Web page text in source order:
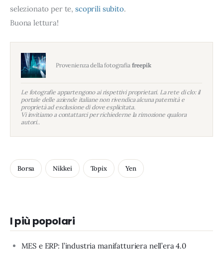
selezionato per te, scoprili subito.
Buona lettura!
Provenienza della fotografia freepik
Le fotografie appartengono ai rispettivi proprietari. La rete di clo: il
portale delle aziende italiane non rivendica alcuna paternità e
proprietà ad esclusione di dove esplicitata.
Vi invitiamo a contattarci per richiederne la rimozione qualora
autori..
Borsa Nikkei Topix Yen
I più popolari
MES e ERP: l’industria manifatturiera nell’era 4.0